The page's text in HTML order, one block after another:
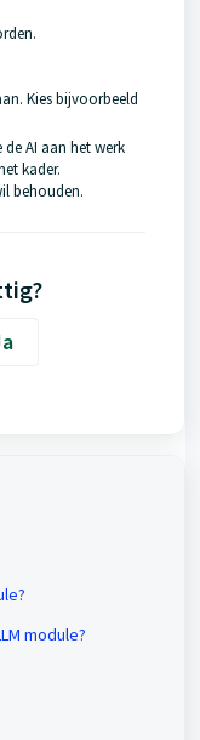
Kies bijvoorbeeld
AI aan het werk
kader.
behouden.
module?